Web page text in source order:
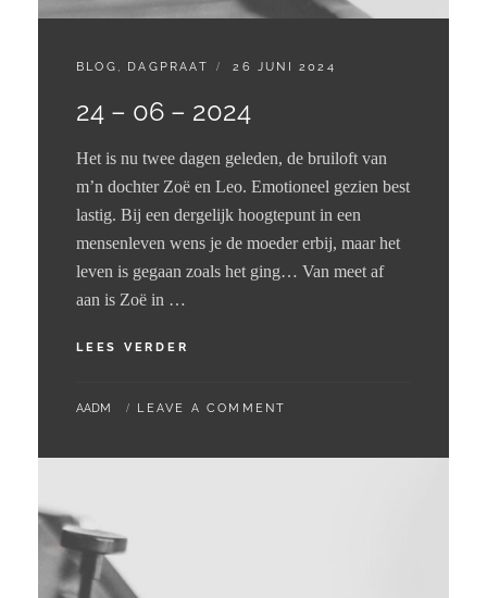
CATEGORIES:
BLOG , DAGPRAAT
GEPLAATST
26 JUNI 2024
24 – 06 – 2024
Het is nu twee dagen geleden, de bruiloft van
m’n dochter Zoë en Leo. Emotioneel gezien best
lastig. Bij een dergelijk hoogtepunt in een
mensenleven wens je de moeder erbij, maar het
leven is gegaan zoals het ging… Van meet af
aan is Zoë in …
LEES VERDER
–
BY
AADM LEAVE A COMMENT